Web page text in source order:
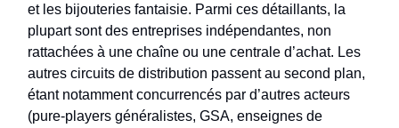
et les bijouteries fantaisie. Parmi ces détaillants, la
plupart sont des entreprises indépendantes, non
rattachées à une chaîne ou une centrale d’achat. Les
autres circuits de distribution passent au second plan,
étant notamment concurrencés par d’autres acteurs
(pure-players généralistes, GSA, enseignes de